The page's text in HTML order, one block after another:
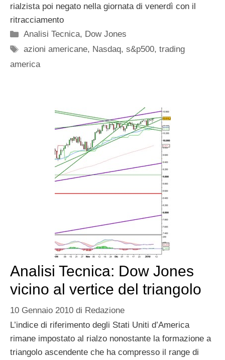
rialzista poi negato nella giornata di venerdì con il
ritracciamento
Categorie
Analisi Tecnica, Dow Jones
Tag
azioni americane, Nasdaq,s&p500,trading
america
Analisi Tecnica: Dow Jones
vicino al vertice del triangolo
10 Gennaio 2010 di Redazione
L’indice di riferimento degli Stati Uniti d’America
rimane impostato al rialzo nonostante la formazione a
triangolo ascendente che ha compresso il range di